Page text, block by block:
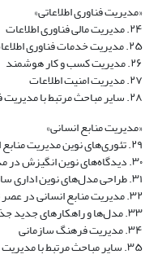
«مدیریت فناوری اطلاعاتی»
۲۴. مدیریت مالی فناوری اطلاعات
۲۵. مدیریت خدمات فناوری اطلاعات
۲۶. مدیریت کسب و کار هوشمند
۲۷. مدیریت امنیت اطلاعات
۲۸. سایر مباحث مرتبط با مدیریت فناوری اطلاعات
«مدیریت منابع انسانی»
۲۹. تئوری‌های نوین مدیریت منابع انسانی
۳۰. دیدگاه‌های نوین انگیزش در مدیریت منابع انسانی
۳۱. طراحی مدل‌های نوین اداری سازمان‌ها با محوریت منابع انسانی
۳۲. مدیریت منابع انسانی در عصر تغییر
۳۳. مدل‌ها و راهکارهای جدید جذب، آموزش، نگهداشت منابع انسانی
۳۴. مدیریت فرهنگ سازمانی
۳۵. سایر مباحث مرتبط با مدیریت منابع انسانی